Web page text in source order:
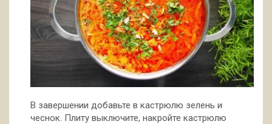
В завершении добавьте в кастрюлю зелень и
чеснок. Плиту выключите, накройте кастрюлю